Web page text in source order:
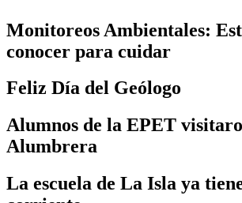
Monitoreos Ambientales:
conocer para cuidar
Feliz Día del Geólogo
Alumnos de la EPET
Alumbrera
La escuela de La Isla ya